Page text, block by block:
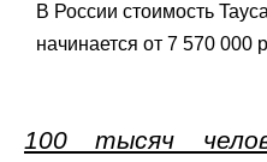
В России стоимость
начинается от 7 570 000
100 тысяч